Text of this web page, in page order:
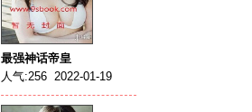
最强神话帝皇
人气:256 2022-01-19